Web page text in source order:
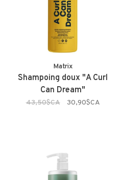
Matrix
Shampoing doux "A Curl
Can Dream"
43,50$CA 30,90$CA